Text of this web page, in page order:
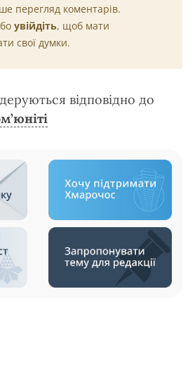
перегляд коментарів.
увійдіть, щоб мати
свої думки.
відповідно до